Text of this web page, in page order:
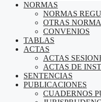
NORMAS
NORMAS
OTRAS
CONVENIOS
TABLAS
ACTAS
ACTAS
ACTAS DE
SENTENCIAS
PUBLICACIONES
CUADERNOS